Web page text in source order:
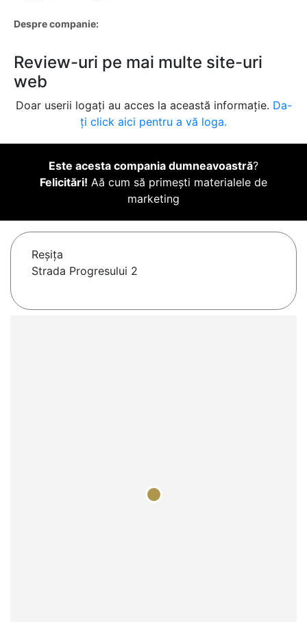
Despre companie:
Review-uri pe mai multe site-uri
web
Doar userii logați au acces la această informație. Da-
ți click aici pentru a vă loga.
Este acesta compania dumneavoastră?
Felicitări! Aă cum să primești materialele de
marketing
Reşiţa
Strada Progresului 2